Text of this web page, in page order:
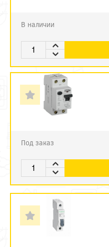
В наличии
Под заказ